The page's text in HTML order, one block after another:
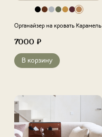
Органайзер на кровать Карамель
7000 ₽
В корзину